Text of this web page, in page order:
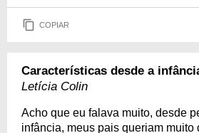
COPIAR
Características desde a
Letícia Colin
Acho que eu falava muito, desde
infância, meus pais queriam muito